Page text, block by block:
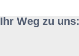
Ihr Weg zu uns: